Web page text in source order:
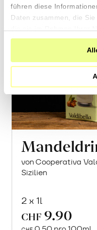
führen diese
Daten zusammen, die
haben.
von Cooperativa
Sizilien
2 x 1l
CHF 9.90